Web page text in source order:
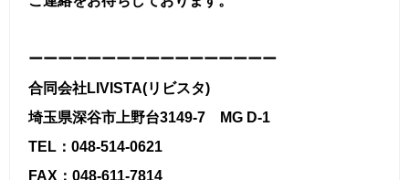
ーーーーーーーーーーーーーーーーー
合同会社LIVISTA(リビスタ)
埼玉県深谷市上野台3149-7 MG D-1
TEL：048-514-0621
FAX：048-611-7814